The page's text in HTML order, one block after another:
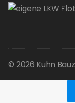
© 2026 Kuhn